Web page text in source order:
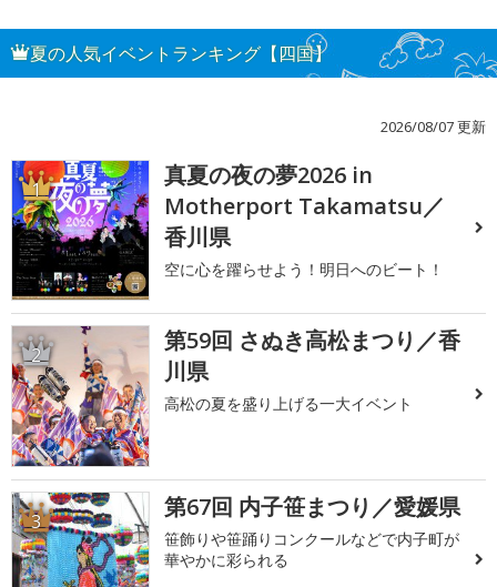
夏の人気イベントランキング【四国】
2026/08/07 更新
1
真夏の夜の夢2026 in
Motherport Takamatsu／
香川県
空に心を躍らせよう！明日へのビート！
2
第59回 さぬき高松まつり／香
川県
高松の夏を盛り上げる一大イベント
3 第67回 内子笹まつり／愛媛県
笹飾りや笹踊りコンクールなどで内子町が
華やかに彩られる